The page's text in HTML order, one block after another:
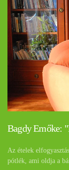
Bagdy Emőke:
Az ételek
pótlék, ami oldja a